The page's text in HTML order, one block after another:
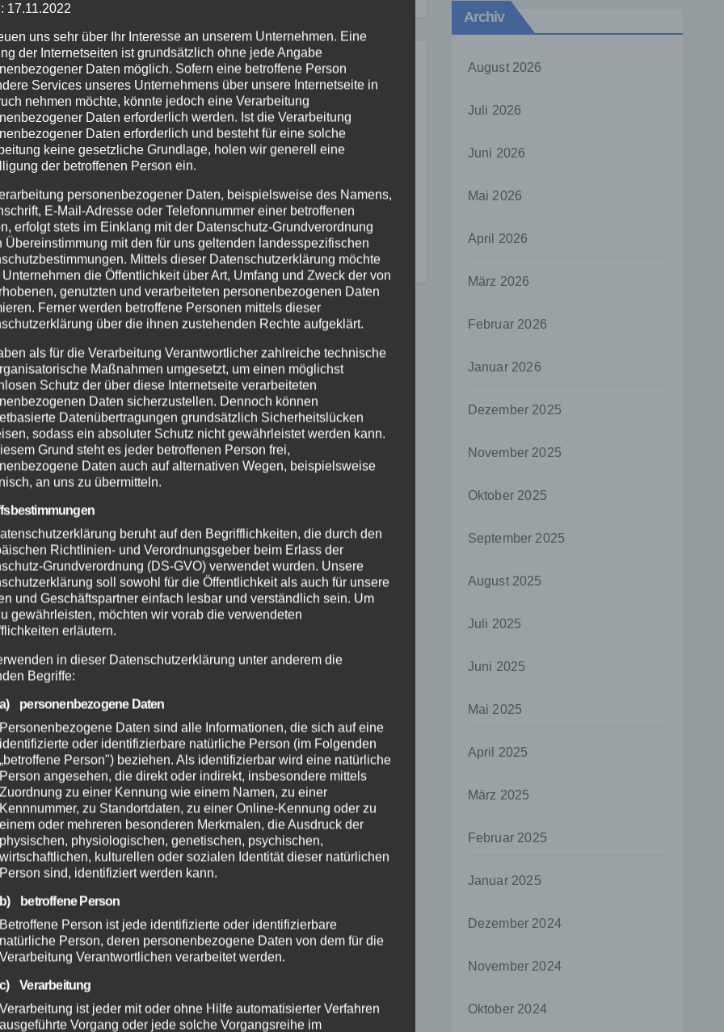
NEUWIED POLIZEI
bei
Feuerwehr
Übergreifen
2026
Waldbrand bei
Leutesdorf schnell
gelöscht – Feuerwehr
warnt vor erhöhter
Brandgefahr
7. AUG. 2026
Archiv
August 2026
Juli 2026
Juni 2026
Mai 2026
April 2026
März 2026
Februar 2026
Januar 2026
Dezember 2025
November 2025
Oktober 2025
September 2025
August 2025
Juli 2025
Juni 2025
Mai 2025
April 2025
März 2025
Februar 2025
Januar 2025
Dezember 2024
November 2024
Oktober 2024
17.11.2022
uns sehr über Ihr Interesse an unserem Unternehmen. Eine
der Internetseiten ist grundsätzlich ohne jede Angabe
Daten möglich. Sofern eine betroffene Person
Services unseres Unternehmens über unsere Internetseite in
nehmen möchte, könnte jedoch eine Verarbeitung
Daten erforderlich werden. Ist die Verarbeitung
Daten erforderlich und besteht für eine solche
keine gesetzliche Grundlage, holen wir generell eine
der betroffenen Person ein.
personenbezogener Daten, beispielsweise des Namens,
E-Mail-Adresse oder Telefonnummer einer betroffenen
erfolgt stets im Einklang mit der Datenschutz-Grundverordnung
Übereinstimmung mit den für uns geltenden landesspezifischen
Mittels dieser Datenschutzerklärung möchte
Unternehmen die Öffentlichkeit über Art, Umfang und Zweck der von
genutzten und verarbeiteten personenbezogenen Daten
Ferner werden betroffene Personen mittels dieser
über die ihnen zustehenden Rechte aufgeklärt.
als für die Verarbeitung Verantwortlicher zahlreiche technische
Maßnahmen umgesetzt, um einen möglichst
Schutz der über diese Internetseite verarbeiteten
Daten sicherzustellen. Dennoch können
Datenübertragungen grundsätzlich Sicherheitslücken
sodass ein absoluter Schutz nicht gewährleistet werden kann.
Grund steht es jeder betroffenen Person frei,
Daten auch auf alternativen Wegen, beispielsweise
an uns zu übermitteln.
beruht auf den Begrifflichkeiten, die durch den
Richtlinien- und Verordnungsgeber beim Erlass der
Grundverordnung (DS-GVO) verwendet wurden. Unsere
soll sowohl für die Öffentlichkeit als auch für unsere
und Geschäftspartner einfach lesbar und verständlich sein. Um
gewährleisten, möchten wir vorab die verwendeten
erläutern.
in dieser Datenschutzerklärung unter anderem die
Begriffe:
a) personenbezogene Daten
Personenbezogene Daten sind alle Informationen, die sich auf eine
identifizierte oder identifizierbare natürliche Person (im Folgenden
„betroffene Person") beziehen. Als identifizierbar wird eine natürliche
Person angesehen, die direkt oder indirekt, insbesondere mittels
Zuordnung zu einer Kennung wie einem Namen, zu einer
Kennnummer, zu Standortdaten, zu einer Online-Kennung oder zu
einem oder mehreren besonderen Merkmalen, die Ausdruck der
physischen, physiologischen, genetischen, psychischen,
wirtschaftlichen, kulturellen oder sozialen Identität dieser natürlichen
Person sind, identifiziert werden kann.
b) betroffene Person
Betroffene Person ist jede identifizierte oder identifizierbare
natürliche Person, deren personenbezogene Daten von dem für die
Verarbeitung Verantwortlichen verarbeitet werden.
c) Verarbeitung
Verarbeitung ist jeder mit oder ohne Hilfe automatisierter Verfahren
ausgeführte Vorgang oder jede solche Vorgangsreihe im